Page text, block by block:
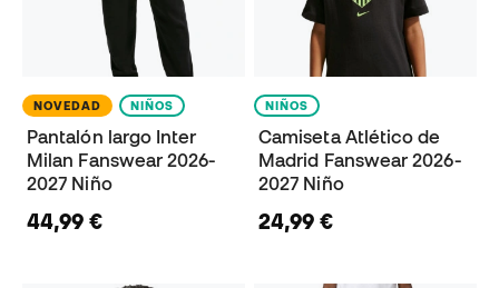
NOVEDAD NIÑOS
Pantalón largo Inter
Milan Fanswear 2026-
2027 Niño
44,99 €
NIÑOS
Camiseta Atlético de
Madrid Fanswear 2026-
2027 Niño
24,99 €